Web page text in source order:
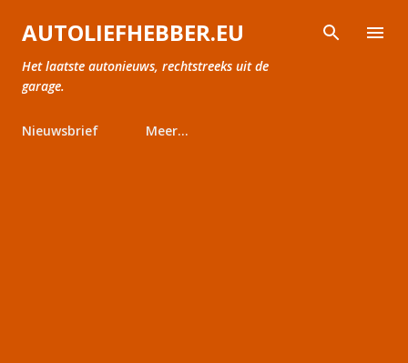
Doorgaan naar hoofdcontent
AUTOLIEFHEBBER.EU
Het laatste autonieuws, rechtstreeks uit de
garage.
Nieuwsbrief Meer…